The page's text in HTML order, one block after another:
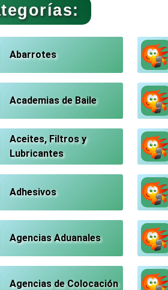
Abarrotes
Academias de Baile
Aceites, Filtros y
Lubricantes
Adhesivos
Agencias Aduanales
Agencias de Colocación